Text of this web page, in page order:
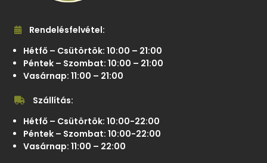
Rendelésfelvétel:
Hétfő – Csütörtök: 10:00 – 21:00
Péntek – Szombat: 10:00 – 21:00
Vasárnap: 11:00 – 21:00
Szállítás:
Hétfő – Csütörtök: 10:00-22:00
Péntek – Szombat: 10:00-22:00
Vasárnap: 11:00 – 22:00